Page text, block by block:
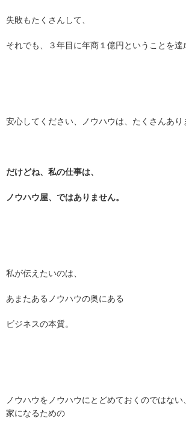
失敗もたくさんして、
それでも、３年目に年商１億円ということを達
安心してください、ノウハウは、たくさんあり
だけどね、私の仕事は、
ノウハウ屋、ではありません。
私が伝えたいのは、
あまたあるノウハウの奥にある
ビジネスの本質。
ノウハウをノウハウにとどめておくのではな
家になるための